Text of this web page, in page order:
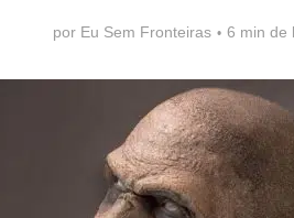
por Eu Sem Fronteiras 6 min de